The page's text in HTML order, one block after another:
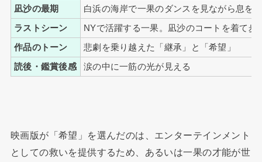
凪沙の最期 白浜の海岸で一果のダンスを見ながら息を
ラストシーン NYで活躍する一果。凪沙のコートを着て歩
作品のトーン 悲劇を乗り越えた「継承」と「希望」
読後・鑑賞後感 涙の中に一筋の光が見える
映画版が「希望」を選んだのは、エンターテインメント
としての救いを提供するため、あるいは一果の才能が世